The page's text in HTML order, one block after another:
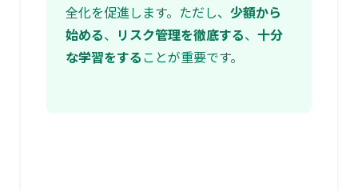
全化を促進します。ただし、 少額から
始める、 リスク管理を徹底する、 十分
な学習をすることが重要です。